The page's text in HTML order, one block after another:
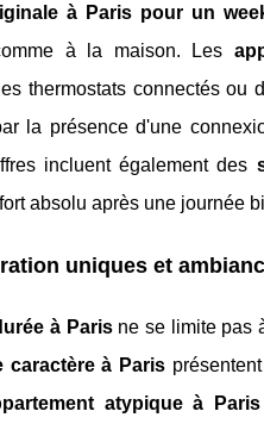
à Paris pour un
à la maison. Les
thermostats connectés ou
la présence d'une
incluent également des
absolu après une journée
uniques et
à Parisne se limite pas
caractère à Parisprésentent
atypique à Paris